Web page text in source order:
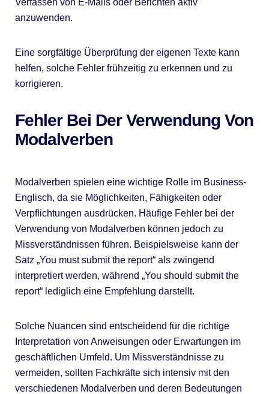
anzuwenden.
Eine sorgfältige Überprüfung der eigenen Texte kann
helfen, solche Fehler frühzeitig zu erkennen und zu
korrigieren.
Fehler Bei Der Verwendung Von
Modalverben
Modalverben spielen eine wichtige Rolle im Business-
Englisch, da sie Möglichkeiten, Fähigkeiten oder
Verpflichtungen ausdrücken. Häufige Fehler bei der
Verwendung von Modalverben können jedoch zu
Missverständnissen führen. Beispielsweise kann der
Satz „You must submit the report“ als zwingend
interpretiert werden, während „You should submit the
report“ lediglich eine Empfehlung darstellt.
Solche Nuancen sind entscheidend für die richtige
Interpretation von Anweisungen oder Erwartungen im
geschäftlichen Umfeld. Um Missverständnisse zu
vermeiden, sollten Fachkräfte sich intensiv mit den
verschiedenen Modalverben und deren Bedeutungen